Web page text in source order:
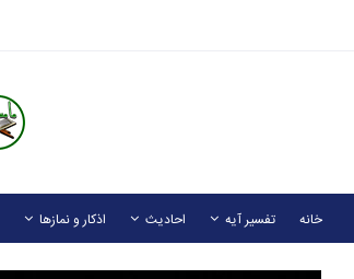
خانه تفسیر آیه احادیث اذکار و نمازها